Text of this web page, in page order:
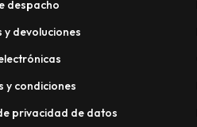
despacho
y devoluciones
y condiciones
privacidad de datos